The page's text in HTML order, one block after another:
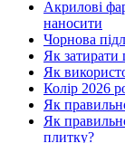
Акрилові
наносити
Чорнова
Як затирати
Як
Колір 2026
Як
Як
плитку?